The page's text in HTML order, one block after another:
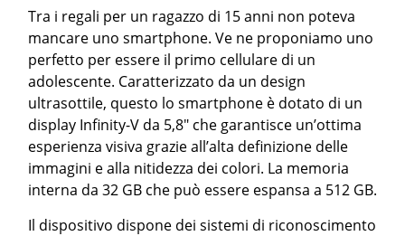
Tra i regali per un ragazzo di 15 anni non poteva
mancare uno smartphone. Ve ne proponiamo uno
perfetto per essere il primo cellulare di un
adolescente. Caratterizzato da un design
ultrasottile, questo lo smartphone è dotato di un
display Infinity-V da 5,8″ che garantisce un’ottima
esperienza visiva grazie all’alta definizione delle
immagini e alla nitidezza dei colori. La memoria
interna da 32 GB che può essere espansa a 512 GB.
Il dispositivo dispone dei sistemi di riconoscimento